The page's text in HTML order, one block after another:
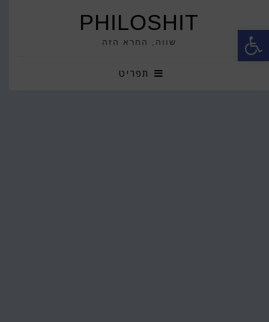
פתח סרגל נגישות PHILOSHIT
שווה, החרא הזה
תפריט